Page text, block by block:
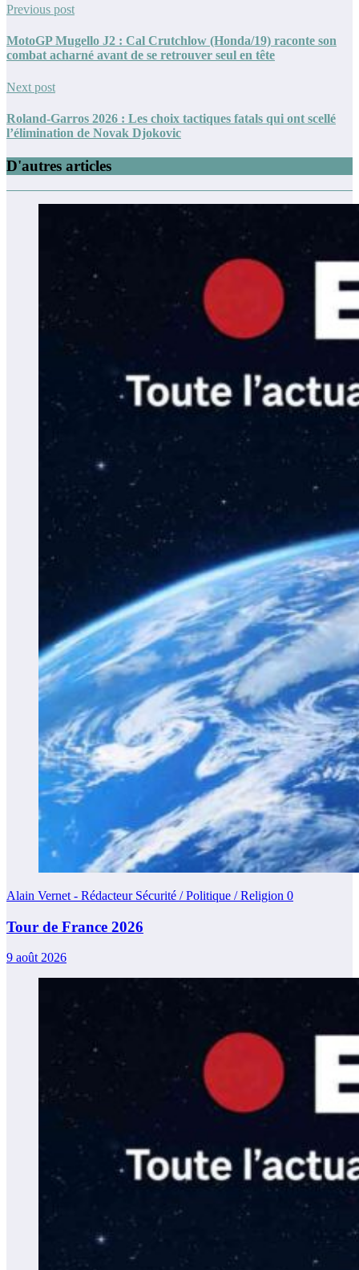
Previous post
MotoGP Mugello J2 : Cal Crutchlow (Honda/19) raconte son
combat acharné avant de se retrouver seul en tête
Next post
Roland-Garros 2026 : Les choix tactiques fatals qui ont scellé
l’élimination de Novak Djokovic
D'autres articles
Alain Vernet - Rédacteur Sécurité / Politique / Religion 0
Tour de France 2026
9 août 2026